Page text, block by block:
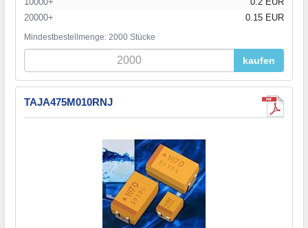
20000+
0.15 EUR
Mindestbestellmenge: 2000 Stücke
kaufen
TAJA475M010RNJ